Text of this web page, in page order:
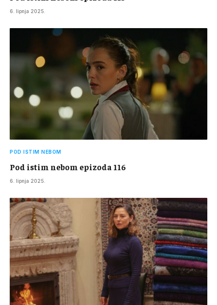
6. lipnja 2025.
POD ISTIM NEBOM
Pod istim nebom epizoda 116
6. lipnja 2025.